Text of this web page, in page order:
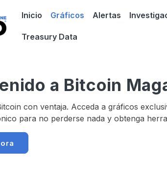
Inicio Gráficos Alertas
Treasury Data
a Bitcoin
con ventaja. Acceda a gráficos
para no perderse nada y obtenga